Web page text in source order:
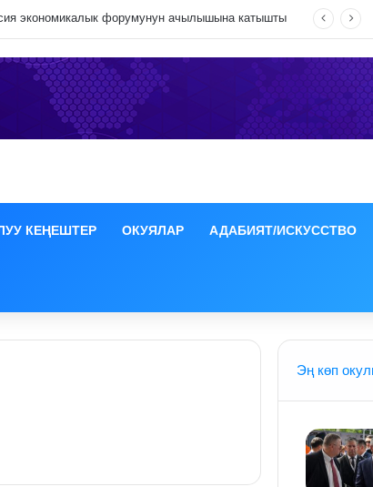
байланыш операторун түзүүнү пландоодо
КЕҢЕШТЕР ОКУЯЛАР АДАБИЯТ/ИСКУССТВО
Эң көп